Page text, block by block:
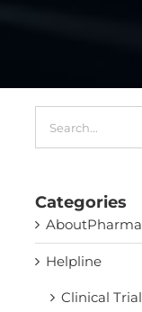
for:
Categories
AboutPharma
Helpline
Clinical Trial